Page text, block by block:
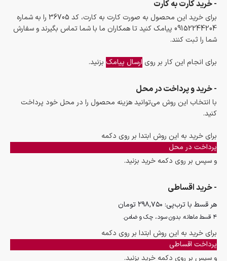
- خرید کارت به کارت
برای خرید این محصول به صورت کارت به کارت، کد 36705 را به شماره
09152244204 پیامک کنید تا همکاران ما با شما تماس بگیرند و سفارش
شما را ثبت کنند.
برای انجام این کار بر روی ارسال پیامک بزنید.
- خرید و پرداخت در محل
با انتخاب این روش می‌توانید هزینه محصول را در محل خود پرداخت
کنید.
برای خرید به این روش ابتدا بر روی دکمه
پرداخت در محل
و سپس بر روی دکمه خرید بزنید.
- خرید اقساطی
هر قسط با ترب‌پی: ۲۹۸,۷۵۰تومان
۴ قسط ماهانه. بدون سود، چک و ضامن.
برای خرید به این روش ابتدا بر روی دکمه
پرداخت اقساطی
و سپس بر روی دکمه خرید بزنید.